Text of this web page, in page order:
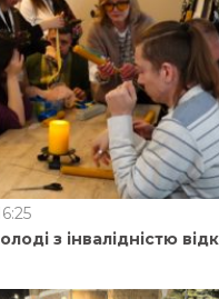
з інвалідністю